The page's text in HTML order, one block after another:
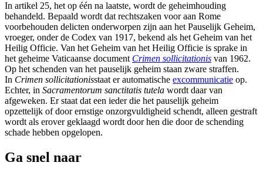
In artikel 25, het op één na laatste, wordt de geheimhouding
behandeld. Bepaald wordt dat rechtszaken voor aan Rome
voorbehouden delicten onderworpen zijn aan het Pauselijk Geheim,
vroeger, onder de Codex van 1917, bekend als het Geheim van het
Heilig Officie. Van het Geheim van het Heilig Officie is sprake in
het geheime Vaticaanse document Crimen sollicitationis van 1962.
Op het schenden van het pauselijk geheim staan zware straffen.
In Crimen sollicitationisstaat er automatische excommunicatie op.
Echter, in Sacramentorum sanctitatis tutela wordt daar van
afgeweken. Er staat dat een ieder die het pauselijk geheim
opzettelijk of door ernstige onzorgvuldigheid schendt, alleen gestraft
wordt als erover geklaagd wordt door hen die door de schending
schade hebben opgelopen.
Ga snel naar